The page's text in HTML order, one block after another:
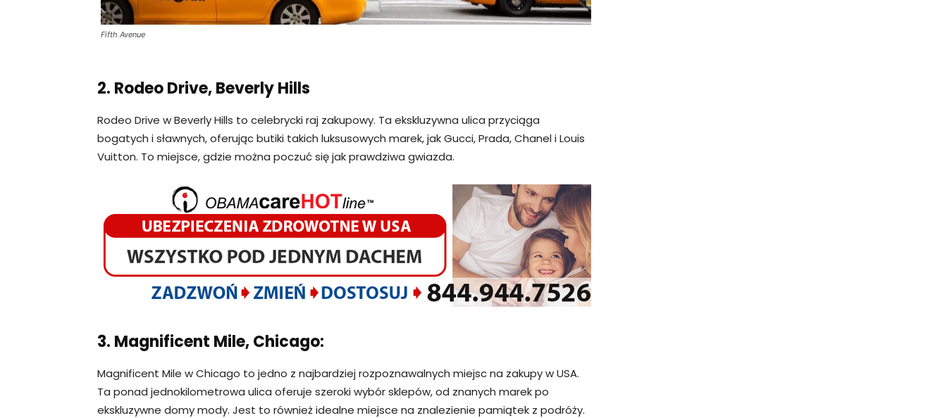
Fifth Avenue
2. Rodeo Drive, Beverly Hills
Rodeo Drive w Beverly Hills to celebrycki raj zakupowy. Ta ekskluzywna ulica przyciąga
bogatych i sławnych, oferując butiki takich luksusowych marek, jak Gucci, Prada, Chanel i Louis
Vuitton. To miejsce, gdzie można poczuć się jak prawdziwa gwiazda.
3. Magnificent Mile, Chicago:
Magnificent Mile w Chicago to jedno z najbardziej rozpoznawalnych miejsc na zakupy w USA.
Ta ponad jednokilometrowa ulica oferuje szeroki wybór sklepów, od znanych marek po
ekskluzywne domy mody. Jest to również idealne miejsce na znalezienie pamiątek z podróży.